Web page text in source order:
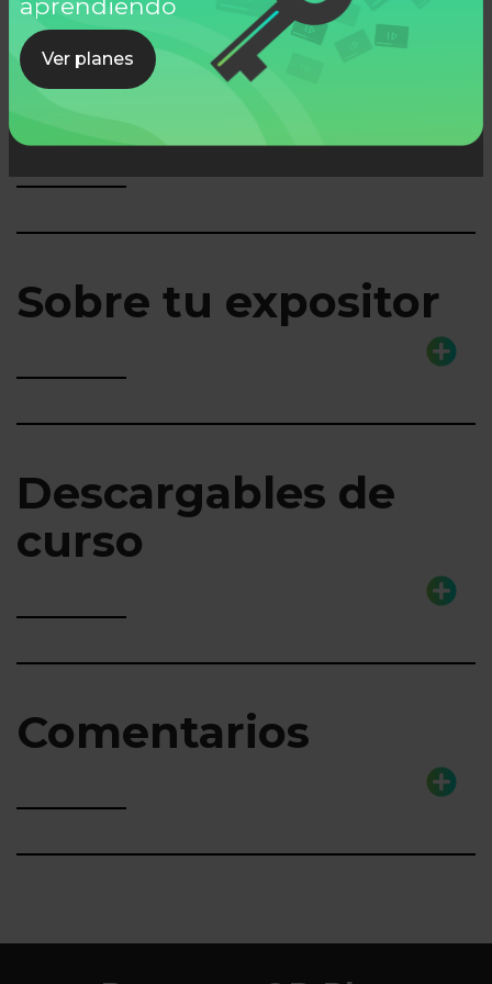
Ver planes
Lo que aprenderás
Sobre tu expositor
Descargables de
curso
Comentarios